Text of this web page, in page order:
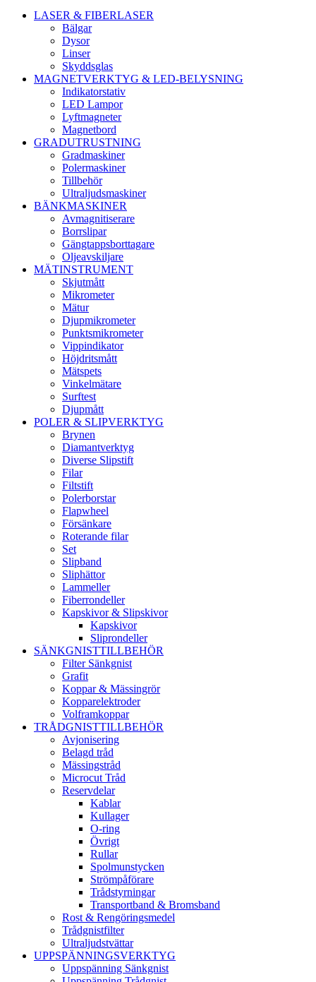
LASER & FIBERLASER
Bälgar
Dysor
Linser
Skyddsglas
MAGNETVERKTYG & LED-BELYSNING
Indikatorstativ
LED Lampor
Lyftmagneter
Magnetbord
GRADUTRUSTNING
Gradmaskiner
Polermaskiner
Tillbehör
Ultraljudsmaskiner
BÄNKMASKINER
Avmagnitiserare
Borrslipar
Gängtappsborttagare
Oljeavskiljare
MÄTINSTRUMENT
Skjutmått
Mikrometer
Mätur
Djupmikrometer
Punktsmikrometer
Vippindikator
Höjdritsmått
Mätspets
Vinkelmätare
Surftest
Djupmått
POLER & SLIPVERKTYG
Brynen
Diamantverktyg
Diverse Slipstift
Filar
Filtstift
Polerborstar
Flapwheel
Försänkare
Roterande filar
Set
Slipband
Sliphättor
Lammeller
Fiberrondeller
Kapskivor & Slipskivor
Kapskivor
Sliprondeller
SÄNKGNISTTILLBEHÖR
Filter Sänkgnist
Grafit
Koppar & Mässingrör
Kopparelektroder
Volframkoppar
TRÅDGNISTTILLBEHÖR
Avjonisering
Belagd tråd
Mässingstråd
Microcut Tråd
Reservdelar
Kablar
Kullager
O-ring
Övrigt
Rullar
Spolmunstycken
Strömpåförare
Trådstyrningar
Transportband & Bromsband
Rost & Rengöringsmedel
Trådgnistfilter
Ultraljudstvättar
UPPSPÄNNINGSVERKTYG
Uppspänning Sänkgnist